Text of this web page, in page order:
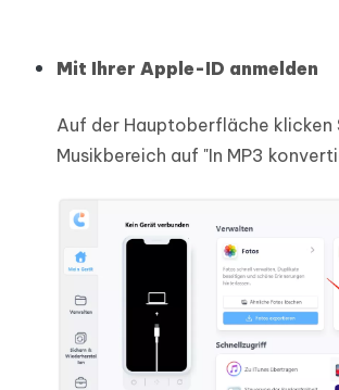
Mit Ihrer Apple-ID anmelden
Auf der Hauptoberfläche klicken
Musikbereich auf "In MP3